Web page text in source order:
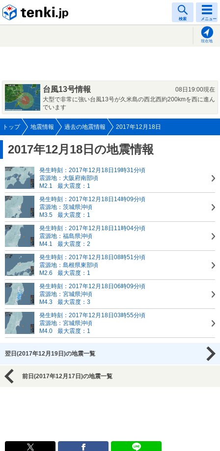
検索 メニュー
現在地
台風13号情報
08日19:00現在
大型で非常に強い台風13号が久米島の西北西約200kmを西に進ん
でいます
トップ 地震情報 過去の地震情報 2017年12月18日
2017年12月18日の地震情報
発生時刻：2017年12月18日19時31分頃
震源地：大阪府南部頃
M2.1
最大震度：1
発生時刻：2017年12月18日14時09分頃
震源地：茨城県沖頃
M3.5
最大震度：1
発生時刻：2017年12月18日11時04分頃
震源地：福島県沖頃
M4.1
最大震度：2
発生時刻：2017年12月18日08時51分頃
震源地：島根県東部頃
M2.6
最大震度：1
発生時刻：2017年12月18日06時09分頃
震源地：宮城県沖頃
M4.3
最大震度：3
発生時刻：2017年12月18日03時55分頃
震源地：宮城県沖頃
M4.0
最大震度：1
翌日(2017年12月19日)の地震一覧
前日(2017年12月17日)の地震一覧